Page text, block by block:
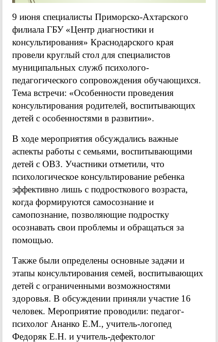
9 июня специалисты Приморско-Ахтарского
филиала ГБУ «Центр диагностики и
консультирования» Краснодарского края
провели круглый стол для специалистов
муниципальных служб психолого-
педагогического сопровождения обучающихся.
Тема встречи: «Особенности проведения
консультирования родителей, воспитывающих
детей с особенностями в развитии».
В ходе мероприятия обсуждались важные
аспекты работы с семьями, воспитывающими
детей с ОВЗ. Участники отметили, что
психологическое консультирование ребенка
эффективно лишь с подросткового возраста,
когда формируются самосознание и
самопознание, позволяющие подростку
осознавать свои проблемы и обращаться за
помощью.
Также были определены основные задачи и
этапы консультирования семей, воспитывающих
детей с ограниченными возможностями
здоровья. В обсуждении приняли участие 16
человек. Мероприятие проводили: педагог-
психолог Ананко Е.М., учитель-логопед
Федоряк Е.Н. и учитель-дефектолог